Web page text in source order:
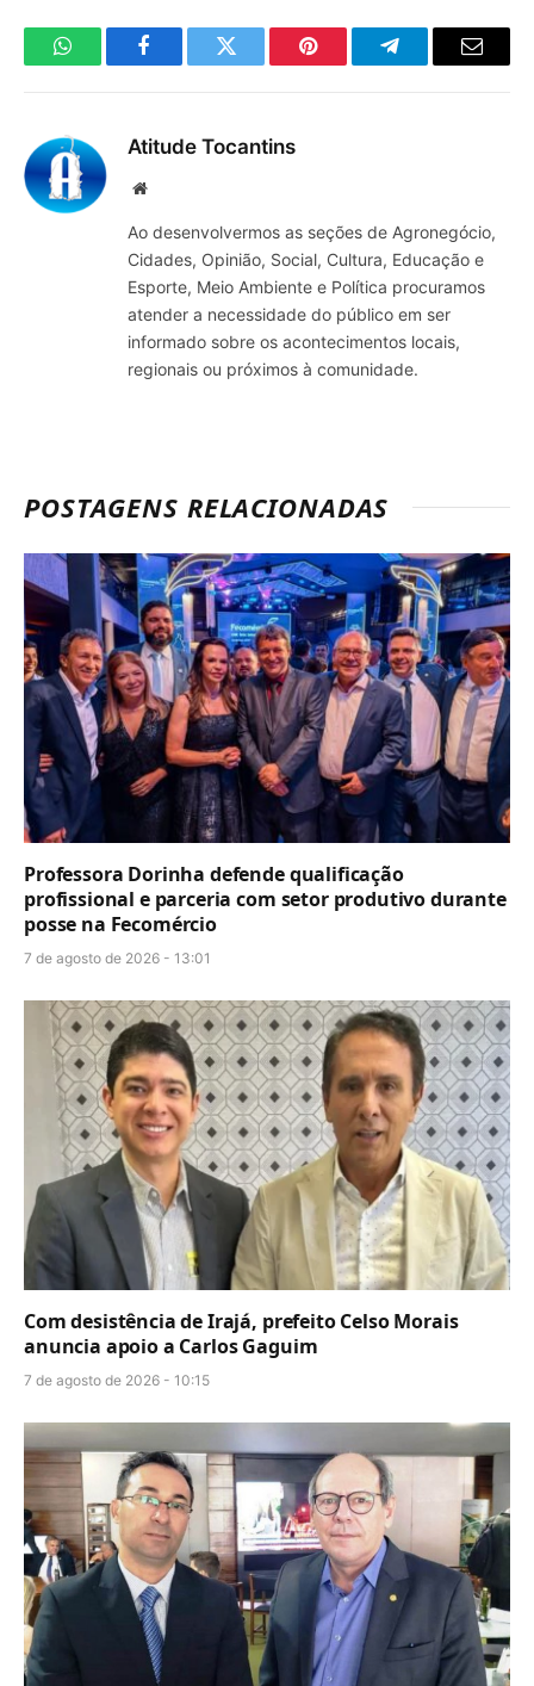
WhatsAppFacebookTwitter Pinterest TelegramaE-
Atitude Tocantins
Site
Ao desenvolvermos as seções de Agronegócio,
Cidades, Opinião, Social, Cultura, Educação e
Esporte, Meio Ambiente e Política procuramos
atender a necessidade do público em ser
informado sobre os acontecimentos locais,
regionais ou próximos à comunidade.
POSTAGENS RELACIONADAS
Professora Dorinha defende qualificação
profissional e parceria com setor produtivo durante
posse na Fecomércio
7 de agosto de 2026 - 13:01
Com desistência de Irajá, prefeito Celso Morais
anuncia apoio a Carlos Gaguim
7 de agosto de 2026 - 10:15